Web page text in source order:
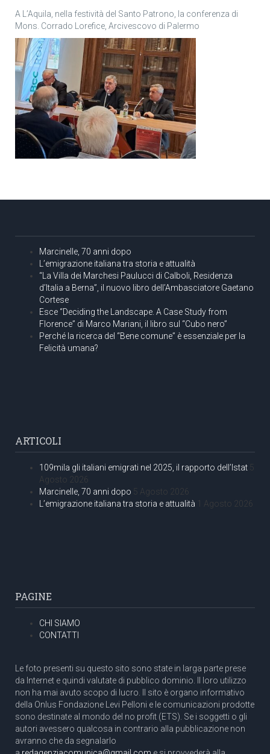
A L’Aquila, nella festività del Santo Patrono, la conferenza di
Mons. Corrado Lorefice, Arcivescovo di Palermo
Marcinelle, 70 anni dopo
L’emigrazione italiana tra storia e attualità
“La Villa dei Marchesi Paulucci di Calboli, Residenza
d’Italia a Berna”, il nuovo libro dell’Ambasciatore Gaetano
Cortese
Esce “Deciding the Landscape. A Case Study from
Florence” di Marco Mariani, il libro sul “Cubo nero”
Perché la ricerca del “Bene comune” è essenziale per la
Felicità umana?
ARTICOLI
109mila gli italiani emigrati nel 2025, il rapporto dell’Istat 5
Agosto 2026
Marcinelle, 70 anni dopo 5 Agosto 2026
L’emigrazione italiana tra storia e attualità 1 Agosto 2026
PAGINE
CHI SIAMO
CONTATTI
Le foto presenti su questo sito sono state in larga parte prese
da Internet e quindi valutate di pubblico dominio. Il loro utilizzo
non ha mai avuto scopo di lucro. Il sito è organo informativo
della Onlus Fondazione Levi Pelloni e le comunicazioni prodotte
sono destinate al mondo del no profit (ETS). Se i soggetti o gli
autori avessero qualcosa in contrario alla pubblicazione non
avranno che da segnalarlo